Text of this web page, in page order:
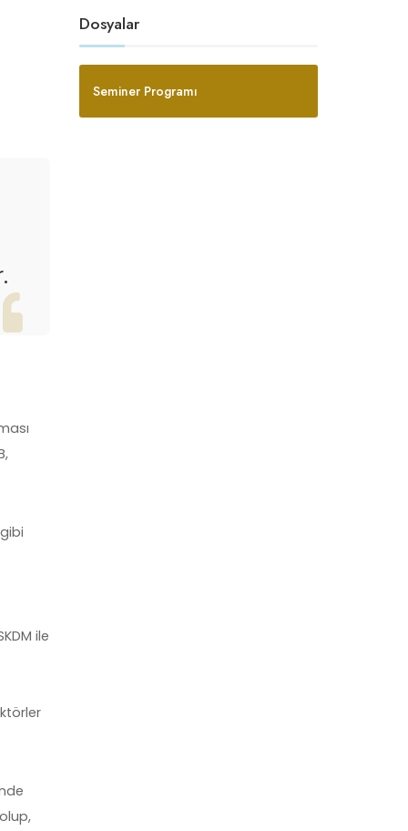
ile
Dosyalar
Seminer Programı